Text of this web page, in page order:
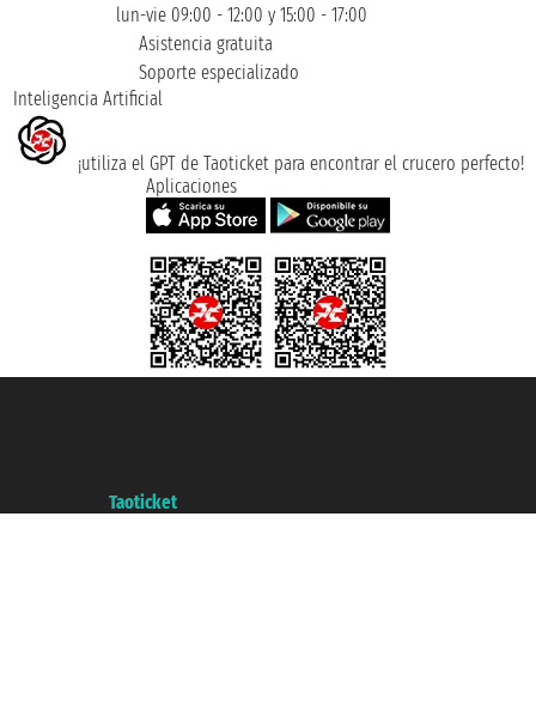
lun-vie 09:00 - 12:00 y 15:00 - 17:00
Asistencia gratuita
Soporte especializado
Inteligencia Artificial
¡utiliza el GPT de Taoticket para encontrar el crucero perfecto!
Aplicaciones
Taoticket